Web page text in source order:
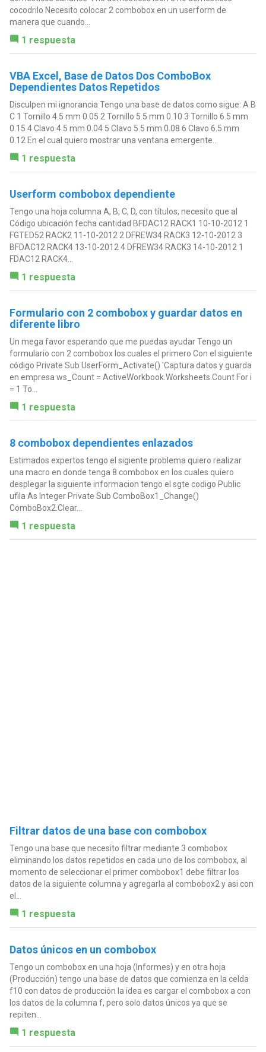
cocodrilo Necesito colocar 2 combobox en un userform de
manera que cuando...
1 respuesta
VBA Excel, Base de Datos Dos ComboBox
Dependientes Datos Repetidos
Disculpen mi ignorancia Tengo una base de datos como sigue: A B
C 1 Tornillo 4.5 mm 0.05 2 Tornillo 5.5 mm 0.10 3 Tornillo 6.5 mm
0.15 4 Clavo 4.5 mm 0.04 5 Clavo 5.5 mm 0.08 6 Clavo 6.5 mm
0.12 En el cual quiero mostrar una ventana emergente...
1 respuesta
Userform combobox dependiente
Tengo una hoja columna A, B, C, D, con títulos, necesito que al
Código ubicación fecha cantidad BFDAC12 RACK1 10-10-2012 1
FGTED52 RACK2 11-10-2012 2 DFREW34 RACK3 12-10-2012 3
BFDAC12 RACK4 13-10-2012 4 DFREW34 RACK3 14-10-2012 1
FDAC12 RACK4...
1 respuesta
Formulario con 2 combobox y guardar datos en
diferente libro
Un mega favor esperando que me puedas ayudar Tengo un
formulario con 2 combobox los cuales el primero Con el siguiente
código Private Sub UserForm_Activate() 'Captura datos y guarda
en empresa ws_Count = ActiveWorkbook.Worksheets.Count For i
= 1 To...
1 respuesta
8 combobox dependientes enlazados
Estimados expertos tengo el sigiente problema quiero realizar
una macro en donde tenga 8 combobox en los cuales quiero
desplegar la siguiente informacion tengo el sgte codigo Public
ufila As Integer Private Sub ComboBox1_Change()
ComboBox2.Clear...
1 respuesta
Filtrar datos de una base con combobox
Tengo una base que necesito filtrar mediante 3 combobox
eliminando los datos repetidos en cada uno de los combobox, al
momento de seleccionar el primer combobox1 debe filtrar los
datos de la siguiente columna y agregarla al combobox2 y asi con
el...
1 respuesta
Datos únicos en un combobox
Tengo un combobox en una hoja (Informes) y en otra hoja
(Producción) tengo una base de datos que comienza en la celda
f10 con datos de producción la idea es cargar el combobox a con
los datos de la columna f, pero solo datos únicos ya que se
repiten...
1 respuesta